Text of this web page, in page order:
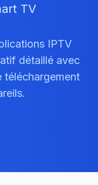
TV
IPTV
détaillé avec
téléchargement